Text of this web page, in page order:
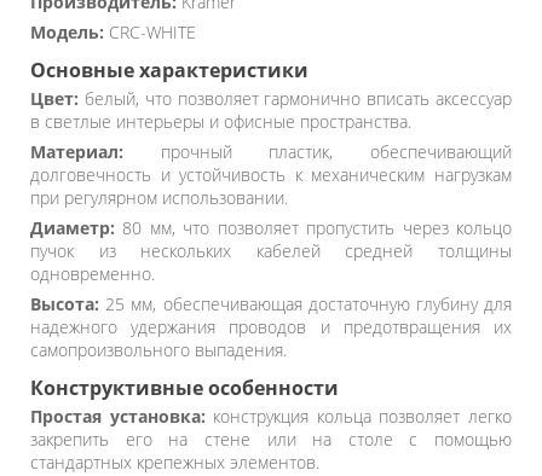
Модель: CRC-WHITE
Основные характеристики
Цвет: белый, что позволяет гармонично вписать аксессуар
в светлые интерьеры и офисные пространства.
Материал: прочный пластик, обеспечивающий
долговечность и устойчивость к механическим нагрузкам
при регулярном использовании.
Диаметр: 80 мм, что позволяет пропустить через кольцо
пучок из нескольких кабелей средней толщины
одновременно.
Высота: 25 мм, обеспечивающая достаточную глубину для
надежного удержания проводов и предотвращения их
самопроизвольного выпадения.
Конструктивные особенности
Простая установка: конструкция кольца позволяет легко
закрепить его на стене или на столе с помощью
стандартных крепежных элементов.